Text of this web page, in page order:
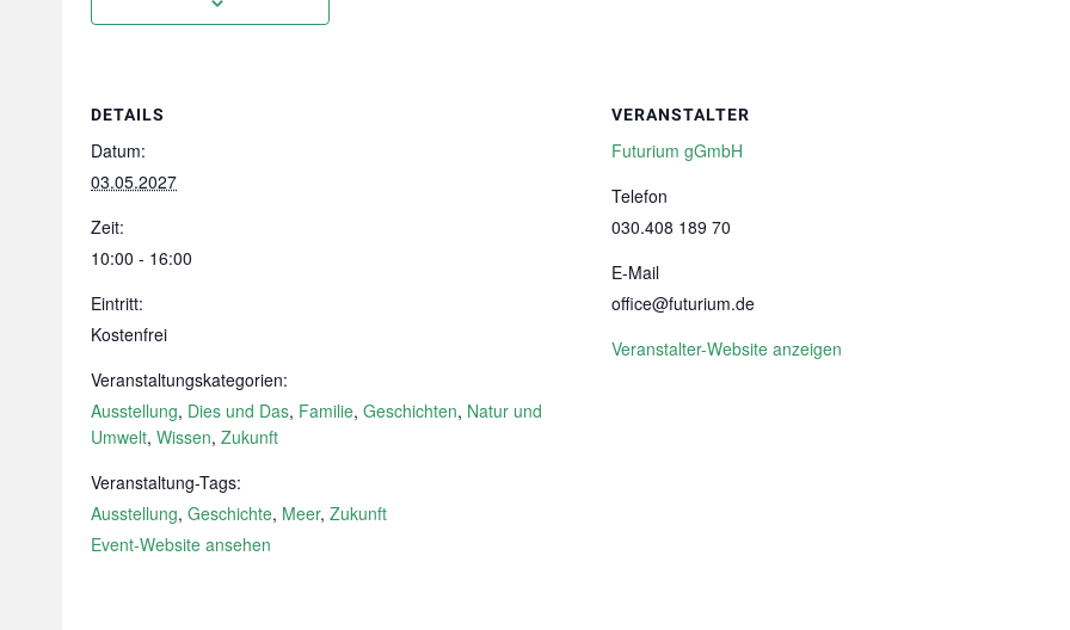
DETAILS
Datum:
03.05.2027
Zeit:
10:00 - 16:00
Eintritt:
Kostenfrei
Veranstaltungskategorien:
Ausstellung, Dies und Das, Familie, Geschichten, Natur und
Umwelt, Wissen, Zukunft
Veranstaltung-Tags:
Ausstellung, Geschichte, Meer, Zukunft
Event-Website ansehen
VERANSTALTER
Futurium gGmbH
Telefon
030.408 189 70
E-Mail
office@futurium.de
Veranstalter-Website anzeigen